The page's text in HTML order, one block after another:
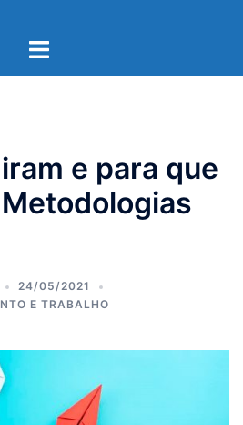
Toggle
e para que
24/05/2021
E TRABALHO